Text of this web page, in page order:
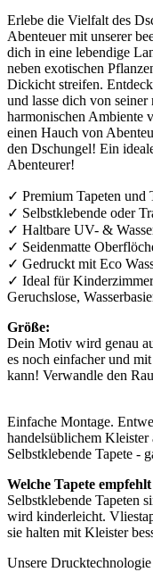
Erlebe die Vielfalt des
Abenteuer mit unserer
dich in eine lebendige
neben exotischen
Dickicht streifen.
und lasse dich von
harmonischen Ambiente
einen Hauch von
den Dschungel! Ein
Abenteurer!
✓ Premium Tapeten und
✓ Selbstklebende oder
✓ Haltbare UV- &
✓ Seidenmatte
✓ Gedruckt mit Eco
✓ Ideal für
Geruchslose,
Größe:
Dein Motiv wird genau
es noch einfacher und
kann! Verwandle den
Einfache Montage.
handelsüblichem
Selbstklebende Tapete -
Welche Tapete
Selbstklebende Tapeten
wird kinderleicht.
sie halten mit Kleister
Unsere